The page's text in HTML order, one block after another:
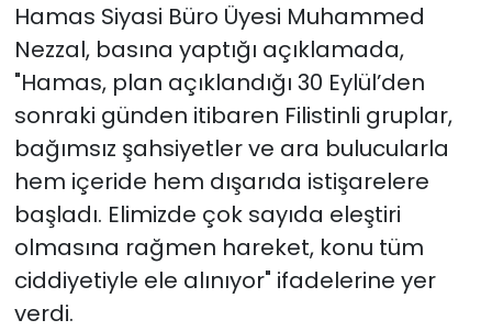
Hamas Siyasi Büro Üyesi Muhammed
Nezzal, basına yaptığı açıklamada,
"Hamas, plan açıklandığı 30 Eylül’den
sonraki günden itibaren Filistinli gruplar,
bağımsız şahsiyetler ve ara bulucularla
hem içeride hem dışarıda istişarelere
başladı. Elimizde çok sayıda eleştiri
olmasına rağmen hareket, konu tüm
ciddiyetiyle ele alınıyor" ifadelerine yer
verdi.